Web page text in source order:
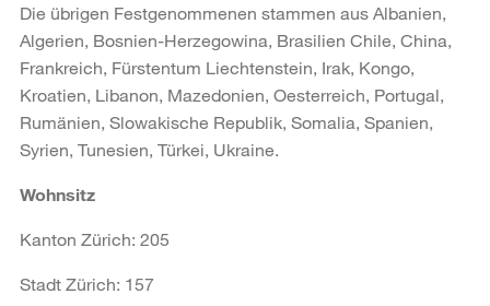
Die übrigen Festgenommenen stammen aus Albanien,
Algerien, Bosnien-Herzegowina, Brasilien Chile, China,
Frankreich, Fürstentum Liechtenstein, Irak, Kongo,
Kroatien, Libanon, Mazedonien, Oesterreich, Portugal,
Rumänien, Slowakische Republik, Somalia, Spanien,
Syrien, Tunesien, Türkei, Ukraine.
Wohnsitz
Kanton Zürich: 205
Stadt Zürich: 157